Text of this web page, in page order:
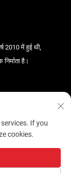
2010 में हुई थी,
है।
सुरक्षित। -
If you
cookies.